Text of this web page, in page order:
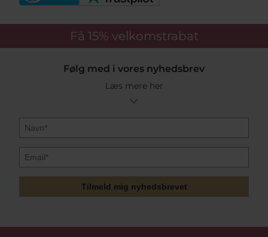
Få 15% velkomstrabat
Følg med i vores nyhedsbrev
Læs mere her
Tilmeld mig nyhedsbrevet